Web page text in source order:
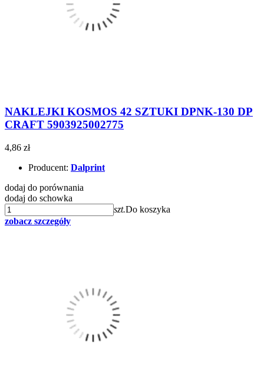
NAKLEJKI KOSMOS 42 SZTUKI DPNK-130 DP
CRAFT 5903925002775
4,86 zł
Producent: Dalprint
dodaj do porównania
dodaj do schowka
szt.Do koszyka
zobacz szczegóły